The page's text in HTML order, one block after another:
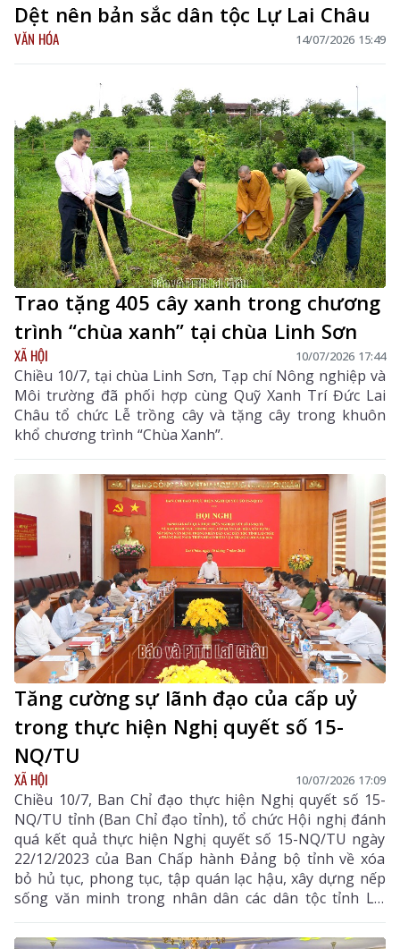
Dệt nên bản sắc dân tộc Lự Lai Châu
VĂN HÓA 14/07/2026 15:49
Trao tặng 405 cây xanh trong chương
trình “chùa xanh” tại chùa Linh Sơn
XÃ HỘI 10/07/2026 17:44
Chiều 10/7, tại chùa Linh Sơn, Tạp chí Nông nghiệp và
Môi trường đã phối hợp cùng Quỹ Xanh Trí Đức Lai
Châu tổ chức Lễ trồng cây và tặng cây trong khuôn
khổ chương trình “Chùa Xanh”.
Tăng cường sự lãnh đạo của cấp uỷ
trong thực hiện Nghị quyết số 15-
NQ/TU
XÃ HỘI 10/07/2026 17:09
Chiều 10/7, Ban Chỉ đạo thực hiện Nghị quyết số 15-
NQ/TU tỉnh (Ban Chỉ đạo tỉnh), tổ chức Hội nghị đánh
quá kết quả thực hiện Nghị quyết số 15-NQ/TU ngày
22/12/2023 của Ban Chấp hành Đảng bộ tỉnh về xóa
bỏ hủ tục, phong tục, tập quán lạc hậu, xây dựng nếp
sống văn minh trong nhân dân các dân tộc tỉnh Lai
Châu (Nghị quyết số 15-NQ/TU) 6 tháng đầu năm;
triển khai nhiệm vụ 6 tháng cuối năm 2026.